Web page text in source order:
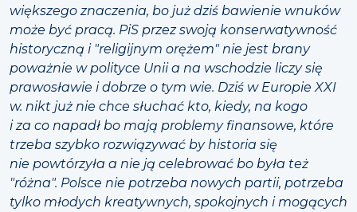
większego znaczenia, bo już dziś bawienie wnuków
może być pracą. PiS przez swoją konserwatywność
historyczną i "religijnym orężem" nie jest brany
poważnie w polityce Unii a na wschodzie liczy się
prawosławie i dobrze o tym wie. Dziś w Europie XXI
w. nikt już nie chce słuchać kto, kiedy, na kogo
i za co napadł bo mają problemy finansowe, które
trzeba szybko rozwiązywać by historia się
nie powtórzyła a nie ją celebrować bo była też
"różna". Polsce nie potrzeba nowych partii, potrzeba
tylko młodych kreatywnych, spokojnych i mogących